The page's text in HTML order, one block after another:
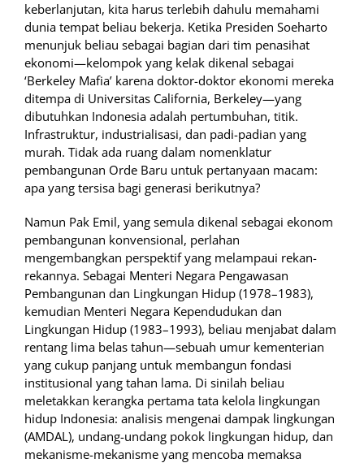
keberlanjutan, kita harus terlebih dahulu memahami
dunia tempat beliau bekerja. Ketika Presiden Soeharto
menunjuk beliau sebagai bagian dari tim penasihat
ekonomi—kelompok yang kelak dikenal sebagai
‘Berkeley Mafia’ karena doktor-doktor ekonomi mereka
ditempa di Universitas California, Berkeley—yang
dibutuhkan Indonesia adalah pertumbuhan, titik.
Infrastruktur, industrialisasi, dan padi-padian yang
murah. Tidak ada ruang dalam nomenklatur
pembangunan Orde Baru untuk pertanyaan macam:
apa yang tersisa bagi generasi berikutnya?
Namun Pak Emil, yang semula dikenal sebagai ekonom
pembangunan konvensional, perlahan
mengembangkan perspektif yang melampaui rekan-
rekannya. Sebagai Menteri Negara Pengawasan
Pembangunan dan Lingkungan Hidup (1978–1983),
kemudian Menteri Negara Kependudukan dan
Lingkungan Hidup (1983–1993), beliau menjabat dalam
rentang lima belas tahun—sebuah umur kementerian
yang cukup panjang untuk membangun fondasi
institusional yang tahan lama. Di sinilah beliau
meletakkan kerangka pertama tata kelola lingkungan
hidup Indonesia: analisis mengenai dampak lingkungan
(AMDAL), undang-undang pokok lingkungan hidup, dan
mekanisme-mekanisme yang mencoba memaksa